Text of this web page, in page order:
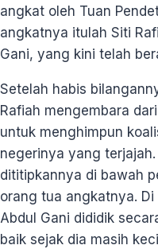
angkat oleh Tuan
angkatnya itulah Siti
Gani, yang kini telah
Setelah habis
Rafiah mengembara
untuk menghimpun
negerinya yang
dititipkannya di bawah
orang tua angkatnya.
Abdul Gani dididik
baik sejak dia masih